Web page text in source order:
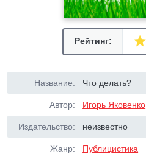
Рейтинг:
Название: Что делать?
Автор: Игорь Яковенко
Издательство: неизвестно
Жанр: Публицистика